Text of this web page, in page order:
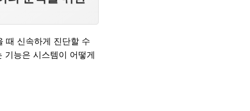
때 신속하게 진단할 수
기능은 시스템이 어떻게